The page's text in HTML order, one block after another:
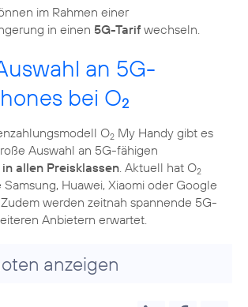
im Rahmen einer
in einen 5G-Tarif wechseln.
an 5G-
bei O2
O2 My Handy gibt es
Auswahl an 5G-fähigen
in allen Preisklassen . Aktuell hat O2
Huawei, Xiaomi oder Google
werden zeitnah spannende 5G-
Anbietern erwartet.
anzeigen